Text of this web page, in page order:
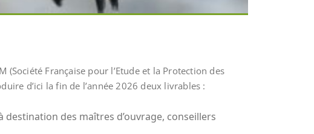
(Société Française pour l’Etude et la Protection des
d’ici la fin de l’année 2026 deux livrables :
des maîtres d’ouvrage, conseillers